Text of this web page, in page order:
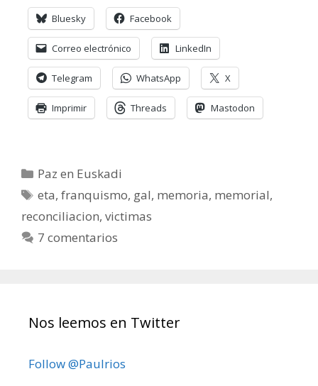
Bluesky Facebook
Correo electrónico LinkedIn
Telegram WhatsApp X
Imprimir Threads Mastodon
Categorías
Paz en Euskadi
Etiquetas
eta,franquismo, gal, memoria, memorial,
reconciliacion, victimas
7 comentarios
Nos leemos en Twitter
Follow @Paulrios